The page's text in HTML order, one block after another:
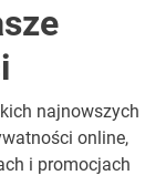
najnowszych
online,
i promocjach